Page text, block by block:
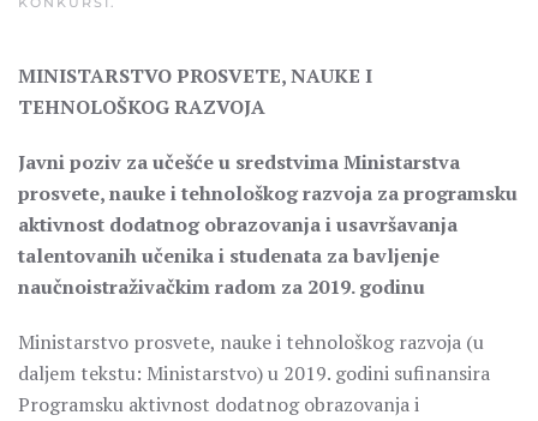
MINISTARSTVO PROSVETE, NAUKE I
TEHNOLOŠKOG RAZVOJA
Javni poziv za učešće u sredstvima Ministarstva
prosvete, nauke i tehnološkog razvoja za programsku
aktivnost dodatnog obrazovanja i usavršavanja
talentovanih učenika i studenata za bavljenje
naučnoistraživačkim radom za 2019. godinu
Ministarstvo prosvete, nauke i tehnološkog razvoja (u
daljem tekstu: Ministarstvo) u 2019. godini sufinansira
Programsku aktivnost dodatnog obrazovanja i